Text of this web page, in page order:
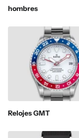
hombres
Relojes GMT